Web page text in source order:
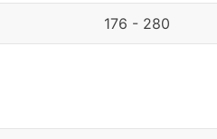
176 - 280